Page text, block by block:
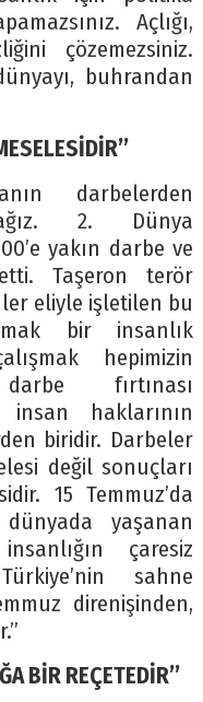
Açlığı,
çözemezsiniz.
buhrandan
darbelerden
2. Dünya
yakın darbe ve
Taşeron terör
eliyle işletilen bu
bir insanlık
hepimizin
fırtınası
insan haklarının
biridir. Darbeler
değil sonuçları
15 Temmuz’da
yaşanan
çaresiz
sahne
direnişinden,
BİR REÇETEDİR’’